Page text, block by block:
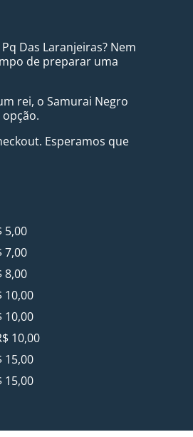
Das Laranjeiras? Nem
de preparar uma
rei, o Samurai Negro
Esperamos que
5,00
7,00
8,00
10,00
10,00
10,00
15,00
15,00